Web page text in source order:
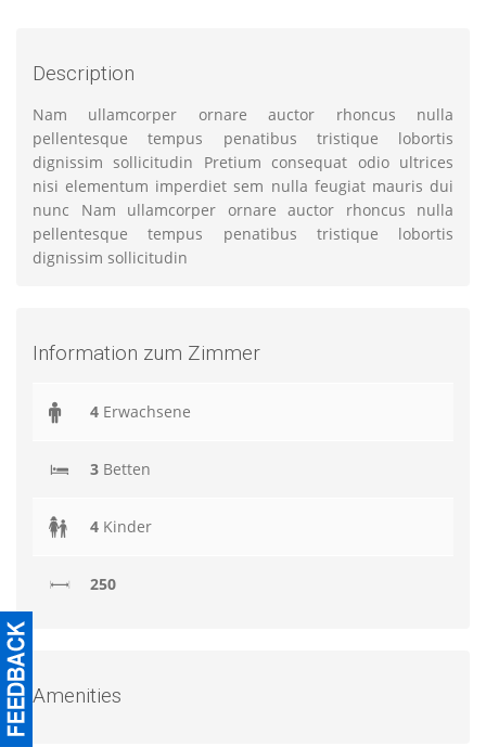
Description
Nam ullamcorper ornare auctor rhoncus nulla
pellentesque tempus penatibus tristique lobortis
dignissim sollicitudin Pretium consequat odio ultrices
nisi elementum imperdiet sem nulla feugiat mauris dui
nunc Nam ullamcorper ornare auctor rhoncus nulla
pellentesque tempus penatibus tristique lobortis
dignissim sollicitudin
Information zum Zimmer
4 Erwachsene
3 Betten
4 Kinder
250
Amenities